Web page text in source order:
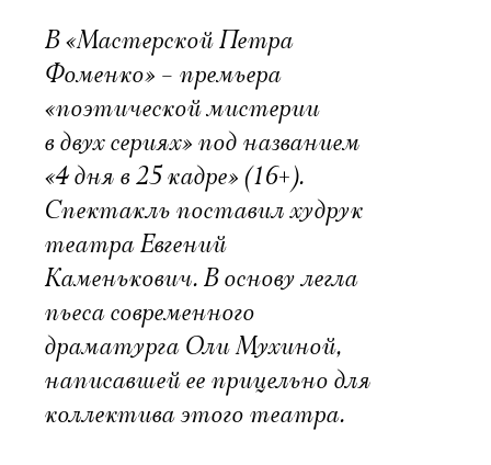
В «Мастерской Петра
Фоменко» – премьера
«поэтической мистерии
в двух сериях» под названием
«4 дня в 25 кадре» (16+).
Спектакль поставил худрук
театра Евгений
Каменькович. В основу легла
пьеса современного
драматурга Оли Мухиной,
написавшей ее прицельно для
коллектива этого театра.